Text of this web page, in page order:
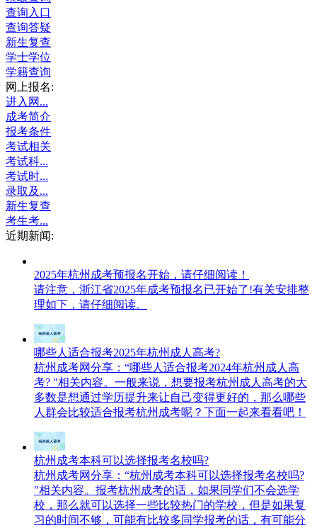
查询入口
查询答疑
新生复查
学士学位
学籍查询
网上报名:
进入网...
成考简介
报考条件
考试相关
考试科...
考试时...
录取及...
新生复查
考生考...
近期新闻:
2025年杭州成考预报名开始，请仔细阅读！
请注意，浙江省2025年成考预报名已开始了!有关安排整
理如下，请仔细阅读。
哪些人适合报考2025年杭州成人高考?
杭州成考网分享：“哪些人适合报考2024年杭州成人高
考? "相关内容。一般来说，想要报考杭州成人高考的大
多数是想通过学历提升来让自己变得更好的，那么哪些
人群会比较适合报考杭州成考呢？下面一起来看看吧！
杭州成考本科可以选择报考名校吗?
杭州成考网分享：“杭州成考本科可以选择报考名校吗?
"相关内容。报考杭州成考的话，如果同学们不会选学
校，那么就可以选择一些比较热门的学校，但是如果复
习的时间不够，可能有比较多同学报考的话，有可能分